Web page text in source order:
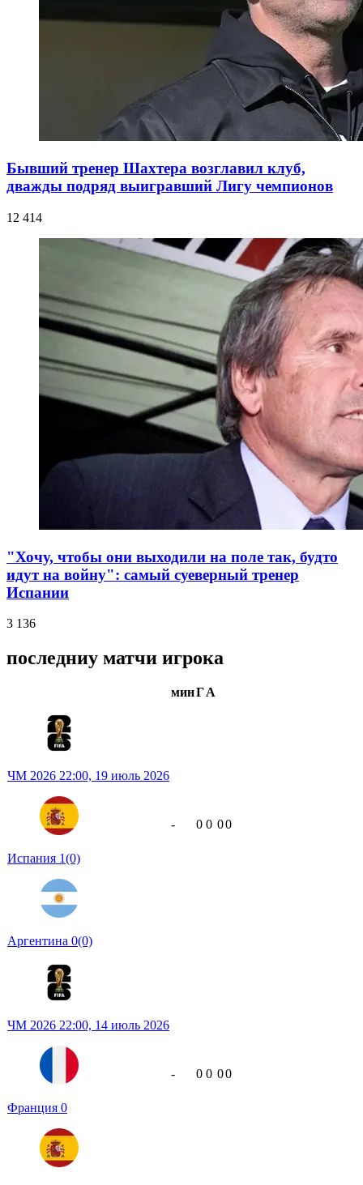
Бывший тренер Шахтера возглавил клуб,
дважды подряд выигравший Лигу чемпионов
12 414
"Хочу, чтобы они выходили на поле так, будто
идут на войну": самый суеверный тренер
Испании
3 136
последниу матчи игрока
минГА
ЧМ 2026 22:00, 19 июль 2026
Испания 1(0)
Аргентина 0(0)
- 0 0 00
ЧМ 2026 22:00, 14 июль 2026
Франция 0
- 0 0 00